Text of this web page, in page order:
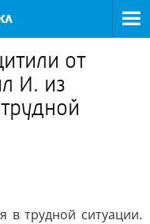
от
И. из
в трудной ситуации.